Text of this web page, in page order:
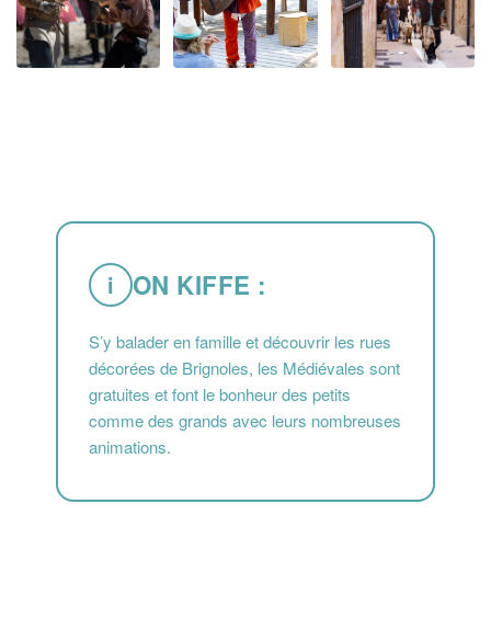
i ON KIFFE :
S’y balader en famille et découvrir les rues
décorées de Brignoles, les Médiévales sont
gratuites et font le bonheur des petits
comme des grands avec leurs nombreuses
animations.